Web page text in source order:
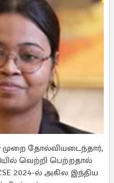
முறை தோல்வியடைந்தார்,
வெற்றி பெற்றதால்
2024-ல் அகில இந்திய